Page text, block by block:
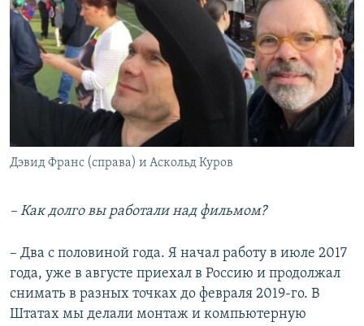
Дэвид Франс (справа) и Аскольд Куров
– Как долго вы работали над фильмом?
– Два с половиной года. Я начал работу в июле 2017
года, уже в августе приехал в Россию и продолжал
снимать в разных точках до февраля 2019-го. В
Штатах мы делали монтаж и компьютерную